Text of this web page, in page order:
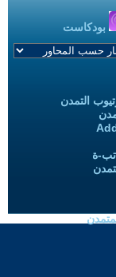
بودكاست
التمدن
ة